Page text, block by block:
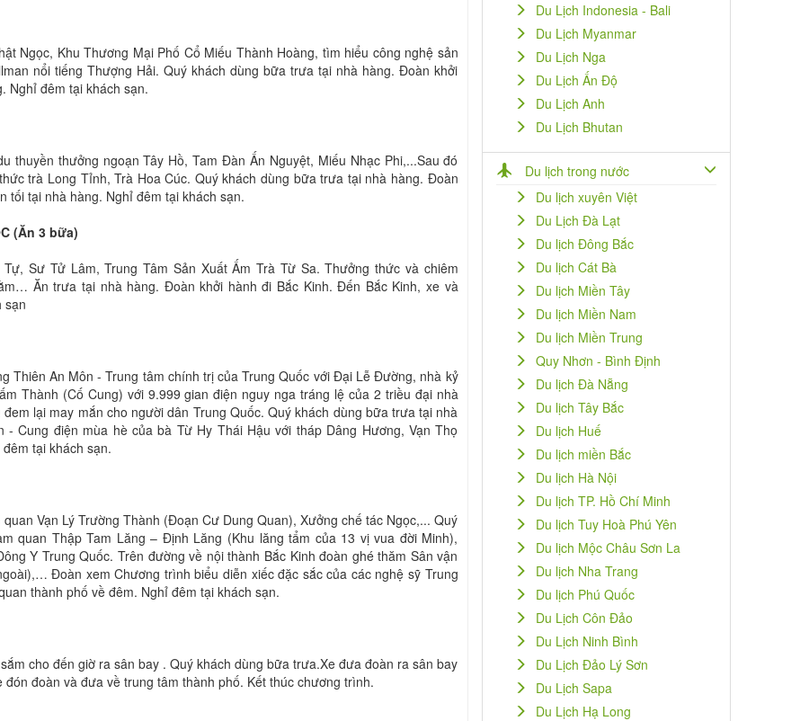
Ngọc, Khu Thương Mại Phố Cổ Miếu Thành Hoàng, tìm hiểu công nghệ sản
nổi tiếng Thượng Hải. Quý khách dùng bữa trưa tại nhà hàng. Đoàn khởi
Nghỉ đêm tại khách sạn.
thuyền thưởng ngoạn Tây Hồ, Tam Đàn Ấn Nguyệt, Miếu Nhạc Phi,...Sau đó
trà Long Tỉnh, Trà Hoa Cúc. Quý khách dùng bữa trưa tại nhà hàng. Đoàn
tối tại nhà hàng. Nghỉ đêm tại khách sạn.
(Ăn 3 bữa)
Sư Tử Lâm, Trung Tâm Sản Xuất Ấm Trà Từ Sa. Thưởng thức và chiêm
Ăn trưa tại nhà hàng. Đoàn khởi hành đi Bắc Kinh. Đến Bắc Kinh, xe và
sạn
Thiên An Môn - Trung tâm chính trị của Trung Quốc với Đại Lễ Đường, nhà kỷ
Thành (Cố Cung) với 9.999 gian điện nguy nga tráng lệ của 2 triều đại nhà
lại may mắn cho người dân Trung Quốc. Quý khách dùng bữa trưa tại nhà
Cung điện mùa hè của bà Từ Hy Thái Hậu với tháp Dâng Hương, Vạn Thọ
tại khách sạn.
Vạn Lý Trường Thành (Đoạn Cư Dung Quan), Xưởng chế tác Ngọc,... Quý
quan Thập Tam Lăng – Định Lăng (Khu lăng tẩm của 13 vị vua đời Minh),
Y Trung Quốc. Trên đường về nội thành Bắc Kinh đoàn ghé thăm Sân vận
Đoàn xem Chương trình biểu diễn xiếc đặc sắc của các nghệ sỹ Trung
thành phố về đêm. Nghỉ đêm tại khách sạn.
cho đến giờ ra sân bay . Quý khách dùng bữa trưa.Xe đưa đoàn ra sân bay
đoàn và đưa về trung tâm thành phố. Kết thúc chương trình.
Du Lịch Indonesia - Bali
Du Lịch Myanmar
Du Lịch Nga
Du Lịch Ấn Độ
Du Lịch Anh
Du Lịch Bhutan
Du lịch trong nước
Du lịch xuyên Việt
Du Lịch Đà Lạt
Du lịch Đông Bắc
Du lịch Cát Bà
Du lịch Miền Tây
Du lịch Miền Nam
Du lịch Miền Trung
Quy Nhơn - Bình Định
Du lịch Đà Nẵng
Du lịch Tây Bắc
Du lịch Huế
Du lịch miền Bắc
Du lịch Hà Nội
Du lịch TP. Hồ Chí Minh
Du lịch Tuy Hoà Phú Yên
Du lịch Mộc Châu Sơn La
Du lịch Nha Trang
Du lịch Phú Quốc
Du Lịch Côn Đảo
Du Lịch Ninh Bình
Du Lịch Đảo Lý Sơn
Du Lịch Sapa
Du Lịch Hạ Long